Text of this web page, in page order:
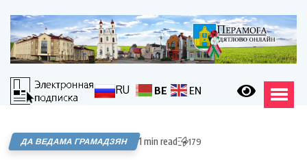
RU BE EN
ДА ВЕДАМА ГРАМАДЗЯН 1 min read 179